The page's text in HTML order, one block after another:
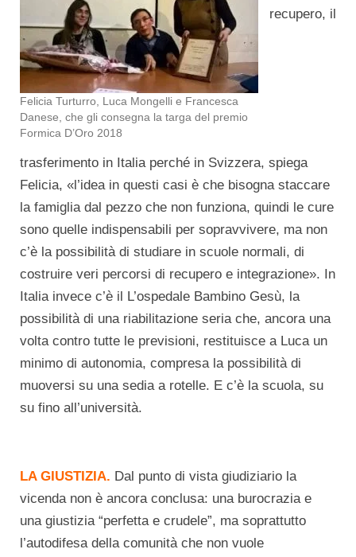
Felicia Turturro, Luca Mongelli e Francesca
Danese, che gli consegna la targa del premio
Formica D’Oro 2018
recupero, il
trasferimento in Italia perché in Svizzera, spiega
Felicia, «l’idea in questi casi è che bisogna staccare
la famiglia dal pezzo che non funziona, quindi le cure
sono quelle indispensabili per sopravvivere, ma non
c’è la possibilità di studiare in scuole normali, di
costruire veri percorsi di recupero e integrazione». In
Italia invece c’è il L’ospedale Bambino Gesù, la
possibilità di una riabilitazione seria che, ancora una
volta contro tutte le previsioni, restituisce a Luca un
minimo di autonomia, compresa la possibilità di
muoversi su una sedia a rotelle. E c’è la scuola, su
su fino all’università.
LA GIUSTIZIA. Dal punto di vista giudiziario la
vicenda non è ancora conclusa: una burocrazia e
una giustizia “perfetta e crudele”, ma soprattutto
l’autodifesa della comunità che non vuole